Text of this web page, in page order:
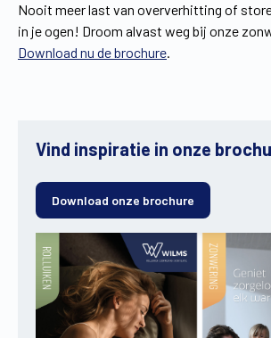
Nooit meer last van oververhitting of
in je ogen! Droom alvast weg bij onze
Download nu de brochure.
Vind inspiratie in onze
Download onze brochure